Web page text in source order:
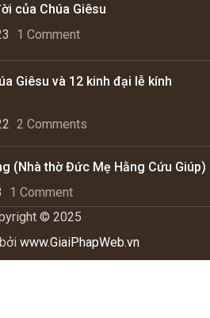
của Chúa Giêsu
1 Comment
Giêsu và 12 kinh đại lễ kính
2 Comments
(Nhà thờ Đức Mẹ Hằng Cứu Giúp)
1 Comment
© 2025
bởi www.GiaiPhapWeb.vn